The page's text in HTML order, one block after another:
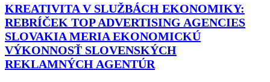
KREATIVITA V SLUŽBÁCH EKONOMIKY:
REBRÍČEK TOP ADVERTISING AGENCIES
SLOVAKIA MERIA EKONOMICKÚ
VÝKONNOSŤ SLOVENSKÝCH
REKLAMNÝCH AGENTÚR